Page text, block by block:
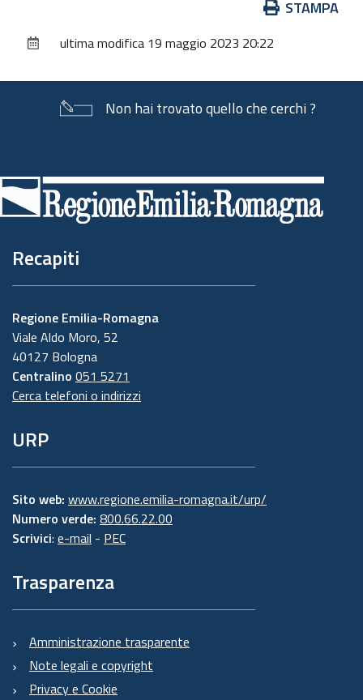
documento
STAMPA
ultima modifica 19 maggio 2023 20:22
Non hai trovato quello che cerchi ?
di
pagina
Recapiti
Regione Emilia-Romagna
Viale Aldo Moro, 52
40127 Bologna
Centralino 051 5271
Cerca telefoni o indirizzi
URP
Sito web: www.regione.emilia-romagna.it/urp/
Numero verde: 800.66.22.00
Scrivici: e-mail - PEC
Trasparenza
Amministrazione trasparente
Note legali e copyright
Privacy e Cookie